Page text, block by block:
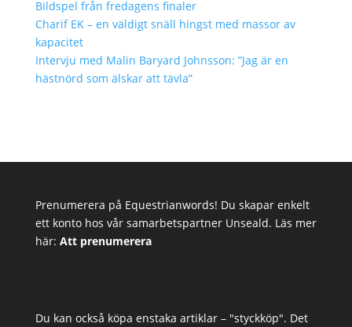
Bildspel från fredagens finaler
Charif EK – en väldigt snäll hingst med massor av
kapacitet
Intervju med Malin Baryard Johnsson: ”Jag är en
hästnörd som älskar att tävla”
Prenumerera på Equestrianwords! Du skapar enkelt
ett konto hos vår samarbetspartner Unseald. Läs mer
här: Att prenumerera
Du kan också köpa enstaka artiklar – "styckköp". Det